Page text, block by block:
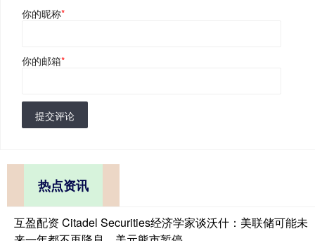
你的昵称*
你的邮箱*
提交评论
热点资讯
互盈配资 Citadel Securities经济学家谈沃什：美联储可能未